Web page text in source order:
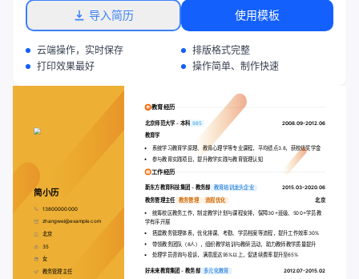
导入简历 使用模板
云端操作，实时保存
排版格式完整
打印效果最好
操作简单、制作快速
简小历
13800000000
zhangwei@example.com
北京
35
女
教务管理主任
教育经历
北京师范大学- 本科 985
2008.09-2012.06
教育学
系统学习教育学原理、教育心理学等专业课程，平均绩点3.8，获校级奖学金
参与教育实践项目，提升教学实践与教育管理认知
工作经历
新东方教育科技集团 - 教务部 教育培训龙头企业
2015.03-2020.06
教务管理主任
教务管理 流程优化
北京
统筹校区教务工作，制定教学计划与课程安排，保障30+班级、500+学员教
学有序开展
搭建教务管理体系，优化排课、考勤、学员档案等流程，提升工作效率30%
带领教务团队（8人），组织教学培训与教研活动，助力教师教学质量提升
处理学员咨询与投诉，满意度达95%以上，促进续费率提升至65%
好未来教育集团 -教务部 多元化教育
2012.07-2015.02